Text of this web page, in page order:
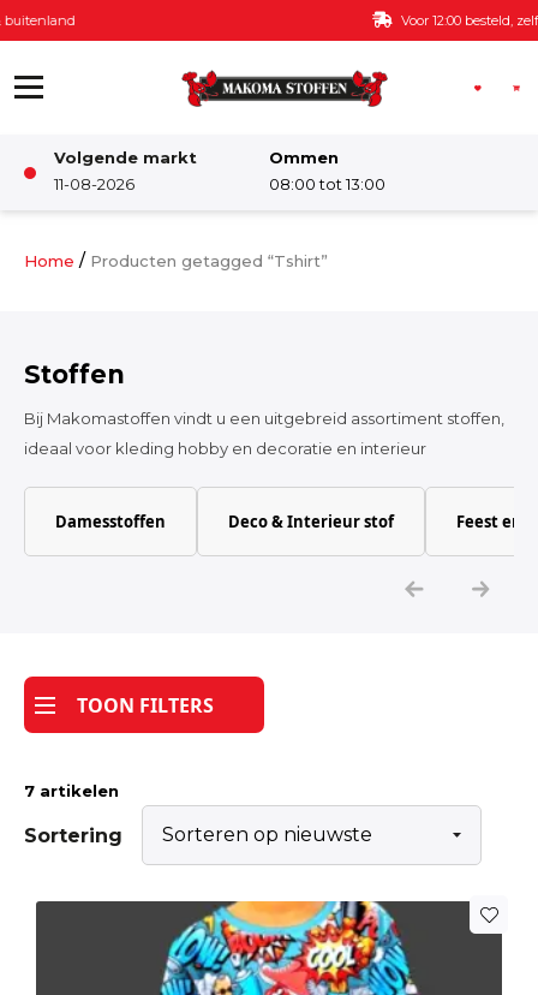
Ga naar de inhoud Voor 12:00 besteld, zelfde dag verzonden
Volgende markt
11-08-2026
Ommen
08:00 tot 13:00
Damesstoffen
Katoen
Tijdpakker stof
Home / Producten getagged “Tshirt”
Stoffen
Bij Makomastoffen vindt u een uitgebreid assortiment stoffen,
ideaal voor kleding hobby en decoratie en interieur
Damesstoffen Deco & Interieur stof Feest en
TOON FILTERS
7 artikelen
Sortering